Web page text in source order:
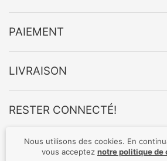
PAIEMENT
LIVRAISON
RESTER CONNECTÉ!
Nous utilisons des cookies. En
vous acceptez notre politique